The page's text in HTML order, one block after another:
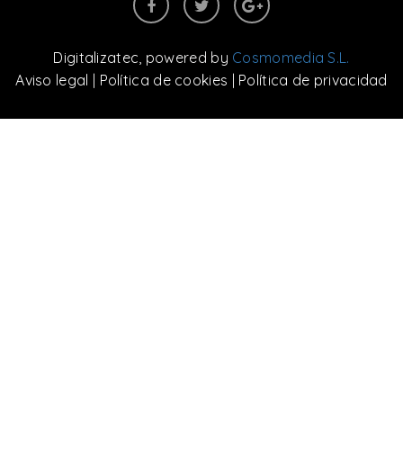
Digitalizatec , powered by Cosmomedia S.L.
Aviso legal | Política de cookies | Política de privacidad